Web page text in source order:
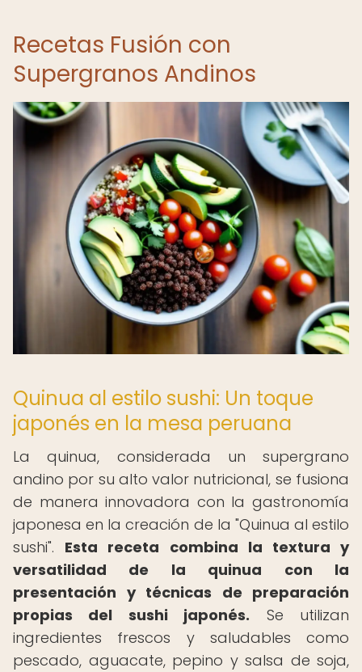
Recetas Fusión con
Supergranos Andinos
Quinua al estilo sushi: Un toque
japonés en la mesa peruana
La quinua, considerada un supergrano
andino por su alto valor nutricional, se fusiona
de manera innovadora con la gastronomía
japonesa en la creación de la "Quinua al estilo
sushi". Esta receta combina la textura y
versatilidad de la quinua con la
presentación y técnicas de preparación
propias del sushi japonés. Se utilizan
ingredientes frescos y saludables como
pescado, aguacate, pepino y salsa de soja,